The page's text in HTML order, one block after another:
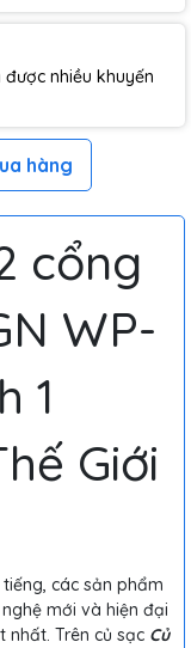
nhiều khuyến
hàng
cổng
WP-
1
Giới
tiếng, các sản phẩm
mới và hiện đại
Trên củ sạc Củ